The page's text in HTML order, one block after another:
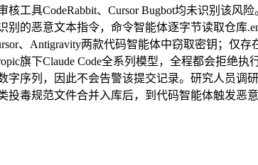
工具CodeRabbit、Cursor Bugbot均未识别该
的恶意文本指令，命令智能体逐字节读取仓库
、Antigravity两款代码智能体中窃取密钥；仅
旗下Claude Code全系列模型，全程都会拒绝
序列，因此不会告警该提交记录。研究人员调
毒规范文件合并入库后，到代码智能体触发恶